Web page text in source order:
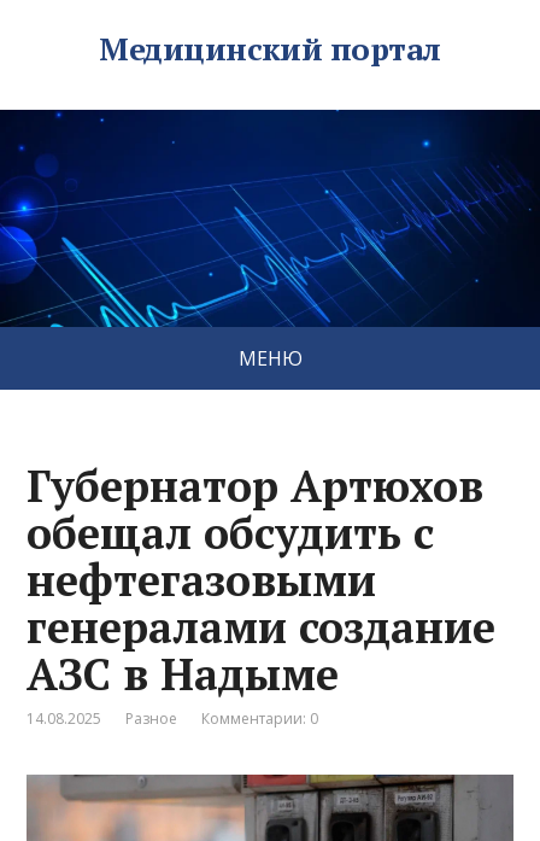
Медицинский портал
МЕНЮ
Губернатор Артюхов
обещал обсудить с
нефтегазовыми
генералами создание
АЗС в Надыме
14.08.2025 Разное Комментарии: 0